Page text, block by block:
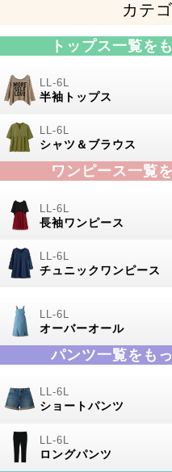
カテ
トップス一覧を
半袖トップス
シャツ＆ブラウス
ワンピース一覧
長袖ワンピース
チュニックワンピース
オーバーオール
パンツ一覧をも
ショートパンツ
ロングパンツ